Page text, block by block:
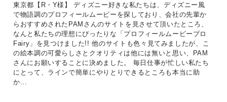
東京都【R・Y様】 ディズニー好きな私たちは、ディズニー風
で物語調のプロフィールムービーを探しており、会社の先輩か
らおすすめされたPAMさんのサイトを見させて頂いたところ、
なんと私たちの理想にぴったりな「プロフィールムービープロ
Fairy」を見つけました!! 他のサイトも色々見てみましたが、こ
の絵本調の可愛らしさとクオリティは他には無いと思い、PAM
さんにお願いすることに決めました。 毎日仕事が忙しい私たち
にとって、ラインで簡単にやりとりできるところも本当に助
か...